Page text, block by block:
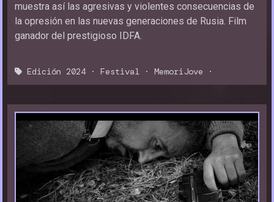
muestra así las agresivas y violentes consecuencias de
la opresión en las nuevas generaciones de Rusia. Film
ganador del prestigioso IDFA.
Edición 2024 · Festival · MemoriJove ·